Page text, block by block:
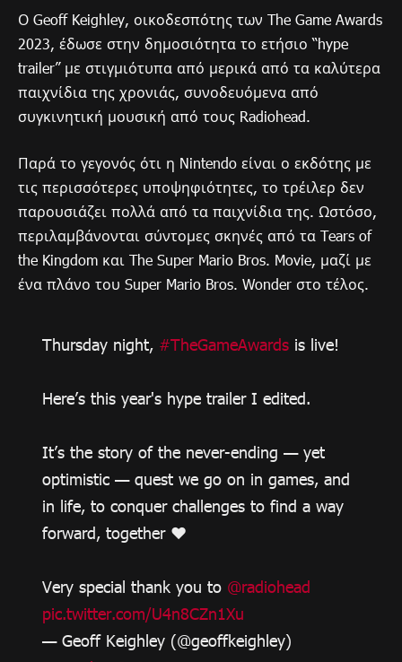
Ο Geoff Keighley, οικοδεσπότης των The Game Awards
2023, έδωσε στην δημοσιότητα το ετήσιο “hype
trailer” με στιγμιότυπα από μερικά από τα καλύτερα
παιχνίδια της χρονιάς, συνοδευόμενα από
συγκινητική μουσική από τους Radiohead.
Παρά το γεγονός ότι η Nintendo είναι ο εκδότης με
τις περισσότερες υποψηφιότητες, το τρέιλερ δεν
παρουσιάζει πολλά από τα παιχνίδια της. Ωστόσο,
περιλαμβάνονται σύντομες σκηνές από τα Tears of
the Kingdom και The Super Mario Bros. Movie, μαζί με
ένα πλάνο του Super Mario Bros. Wonder στο τέλος.
Thursday night, #TheGameAwardsis live!
Here’s this year's hype trailer I edited.
It’s the story of the never-ending — yet
optimistic — quest we go on in games, and
in life, to conquer challenges to find a way
forward, together ❤️
Very special thank you to @radiohead
pic.twitter.com/U4n8CZn1Xu
— Geoff Keighley (@geoffkeighley)